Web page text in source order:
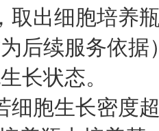
取出细胞培养
为后续服务依
长状态。
细胞生长密度